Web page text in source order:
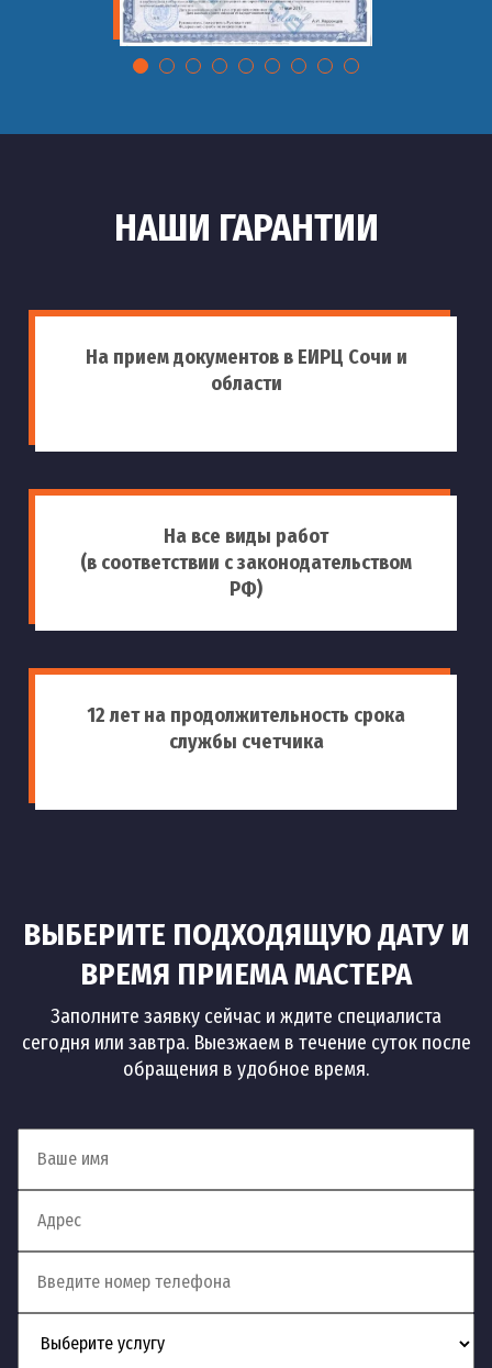
НАШИ ГАРАНТИИ
На прием документов в ЕИРЦ Сочи и
области
На все виды работ
(в соответствии с законодательством
РФ)
12 лет на продолжительность срока
службы счетчика
ВЫБЕРИТЕ ПОДХОДЯЩУЮ ДАТУ И
ВРЕМЯ ПРИЕМА МАСТЕРА
Заполните заявку сейчас и ждите специалиста
сегодня или завтра. Выезжаем в течение суток после
обращения в удобное время.